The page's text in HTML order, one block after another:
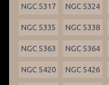
NGC 5317 NGC 5324
NGC 5335 NGC 5338
NGC 5363 NGC 5364
NGC 5420 NGC 5426